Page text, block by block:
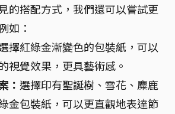
的搭配方式，我們還可以嘗試更
如：
擇紅綠金漸變色的包裝紙，可以
視覺效果，更具藝術感。
： 選擇印有聖誕樹、雪花、麋鹿
金包裝紙，可以更直觀地表達節